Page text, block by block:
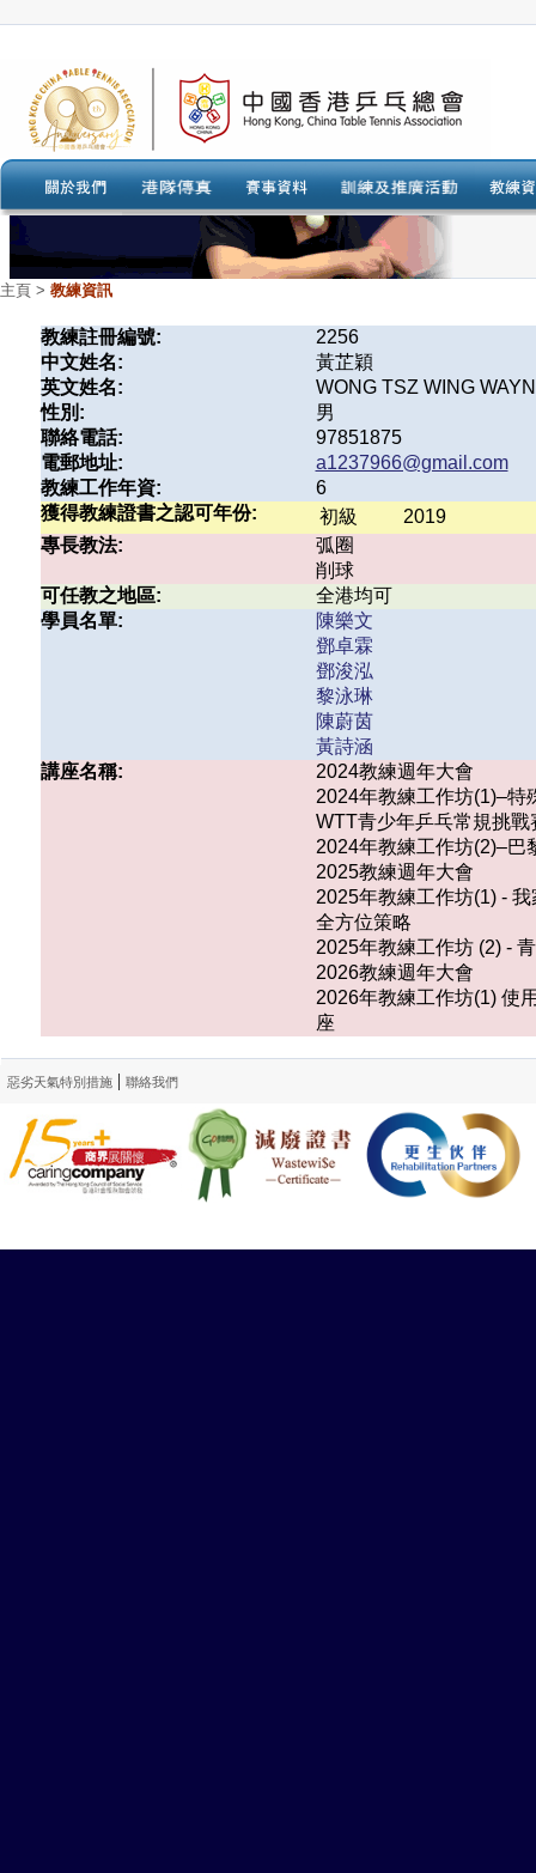
主頁 > 教練資訊
教練註冊編號:
2256
中文姓名:
黃芷穎
英文姓名:
WONG TSZ WING
性別:
男
聯絡電話:
97851875
電郵地址:
a1237966@gmail.com
教練工作年資:
6
獲得教練證書之認可年份:
初級
2019
專長教法:
弧圈
削球
可任教之地區:
全港均可
學員名單:
陳樂文
鄧卓霖
鄧浚泓
黎泳琳
陳蔚茵
黃詩涵
講座名稱:
2024教練週年大會
2024年教練工作坊(1)–特
WTT青少年乒乓常規挑
2024年教練工作坊(2)–巴
2025教練週年大會
2025年教練工作坊(1) -
全方位策略
2025年教練工作坊 (2) -
2026教練週年大會
2026年教練工作坊(1) 使
座